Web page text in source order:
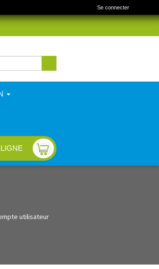
Se connecter
de
recherche
utilisateur